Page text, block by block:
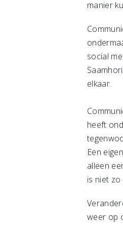
manier
social
elkaar.
heeft
Een
alleen
is niet zo
weer op